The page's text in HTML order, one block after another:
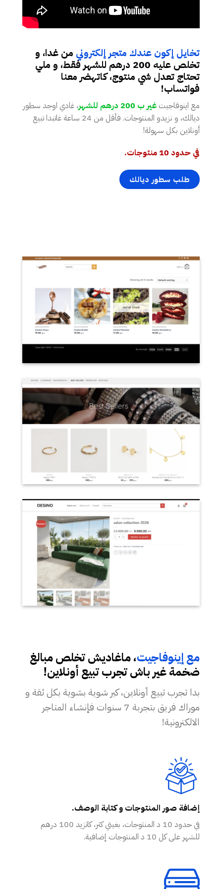
تخايل إكون عندك متجر إلكتروني من غدا، و
تخلص عليه 200 درهم للشهر فقط، و ملي
تحتاج تعدل شي منتوج، كاتهضر معنا
فواتساب!
مع اينوفاجيت غير ب 200 درهم للشهر
، غادي اوجد سطور
ديالك، و نزيدو المنتوجات. فأقل من 24 ساعة غاتبدا تبيع
أونلاين بكل سهولة!
في حدود 10 منتوجات.
طلب سطور ديالك
مع إينوفاجيت، ماغاديش تخلص مبالغ
ضخمة غير باش تجرب تبيع أونلاين!
بدا تجرب تبيع أونلاين، كبر شوية بشوية بكل ثقة و
موراك فريق بتجربة 7 سنوات فإنشاء المتاجر
الالكترونية!
إضافة صور المنتوجات و كتابة الوصف.
في حدود 10 د المنتوجات، بغيتي كثر، كاتزيد 100 درهم
للشهر على كل 10 د المنتوجات إضافية.